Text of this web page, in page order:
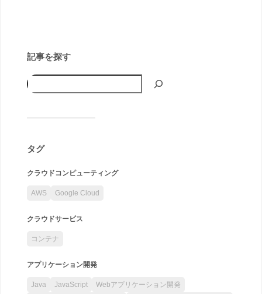
記事を探す
タグ
クラウドコンピューティング
AWS Google Cloud
クラウドサービス
コンテナ
アプリケーション開発
Java JavaScript
Webアプリケーション開発